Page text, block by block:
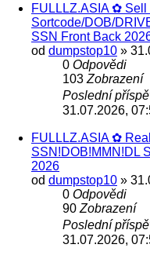
FULLLZ.ASIA ✿
Sortcode/DOB/
SSN Front Back
od dumpstop10 »
0 Odpovědi
103 Zobrazení
Poslední
31.07.2026,
FULLLZ.ASIA ✿
SSN!DOB!MMN!DL
2026
od dumpstop10 »
0 Odpovědi
90 Zobrazení
Poslední
31.07.2026,